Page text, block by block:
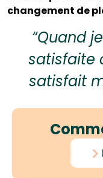
changement de
“Quand
satisfaite
satisfait